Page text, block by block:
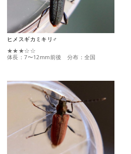
ヒメスギカミキリ♂
★★★☆☆
体長：7〜12mm前後 分布：全国